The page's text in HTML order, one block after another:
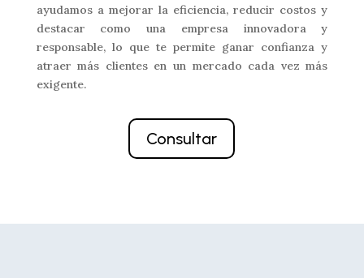
ayudamos a mejorar la eficiencia, reducir costos y
destacar como una empresa innovadora y
responsable, lo que te permite ganar confianza y
atraer más clientes en un mercado cada vez más
exigente.
Consultar